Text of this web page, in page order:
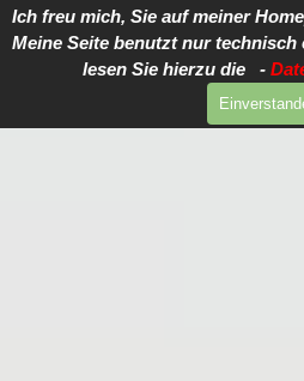
Ich freu mich, Sie auf meiner
Meine Seite benutzt nur
lesen Sie hierzu die -
Direkt zum Seiteninhalt